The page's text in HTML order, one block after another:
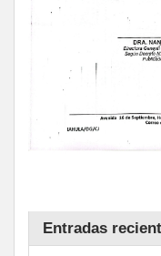
Entradas